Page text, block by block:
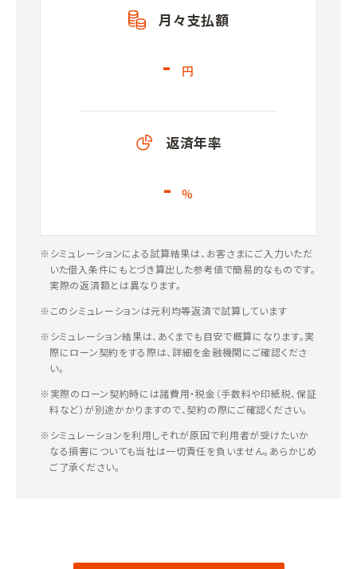
月々支払額
- 円
返済年率
- %
※シミュレーションによる試算結果は、お客さまにご入力いただ
いた借入条件にもとづき算出した参考値で簡易的なものです。
実際の返済額とは異なります。
※このシミュレーションは元利均等返済で試算しています
※シミュレーション結果は、あくまでも目安で概算になります。実
際にローン契約をする際は、詳細を金融機関にご確認くださ
い。
※実際のローン契約時には諸費用・税金（手数料や印紙税、保証
料など）が別途かかりますので、契約の際にご確認ください。
※シミュレーションを利用しそれが原因で利用者が受けたいか
なる損害についても当社は一切責任を負いません。あらかじめ
ご了承ください。